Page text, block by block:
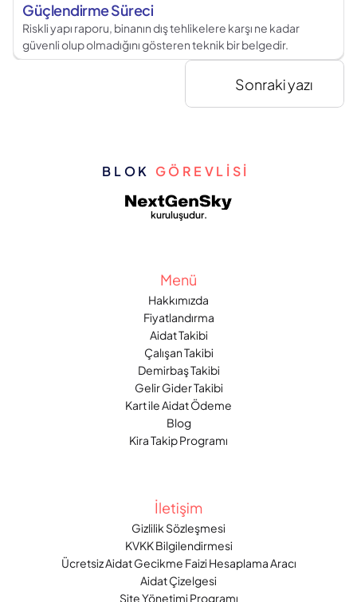
Sonraki yazı
Güçlendirme Süreci
Riskli yapı raporu, binanın dış tehlikelere karşı ne kadar
güvenli olup olmadığını gösteren teknik bir belgedir.
BLOK GÖREVLİSİ
kuruluşudur.
Menü
Hakkımızda
Fiyatlandırma
Aidat Takibi
Çalışan Takibi
Demirbaş Takibi
Gelir Gider Takibi
Kart ile Aidat Ödeme
Blog
Kira Takip Programı
İletişim
Gizlilik Sözleşmesi
KVKK Bilgilendirmesi
Ücretsiz Aidat Gecikme Faizi Hesaplama Aracı
Aidat Çizelgesi
Site Yönetimi Programı